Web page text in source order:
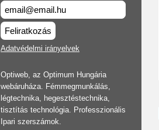
Feliratkozás
Adatvédelmi irányelvek
Optiweb, az Optimum Hungária
webáruháza. Fémmegmunkálás,
légtechnika, hegesztéstechnika,
tisztítás technológia. Professzionális
Ipari szerszámok.